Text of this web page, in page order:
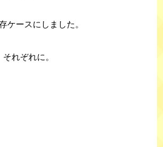
ケースにしました。
れぞれに。